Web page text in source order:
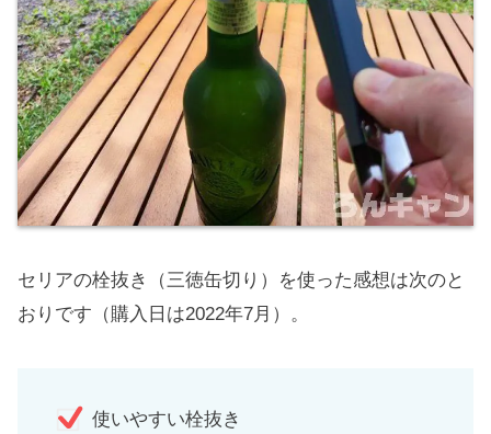
セリアの栓抜き（三徳缶切り）を使った感想は次のと
おりです（購入日は2022年7月）。
使いやすい栓抜き